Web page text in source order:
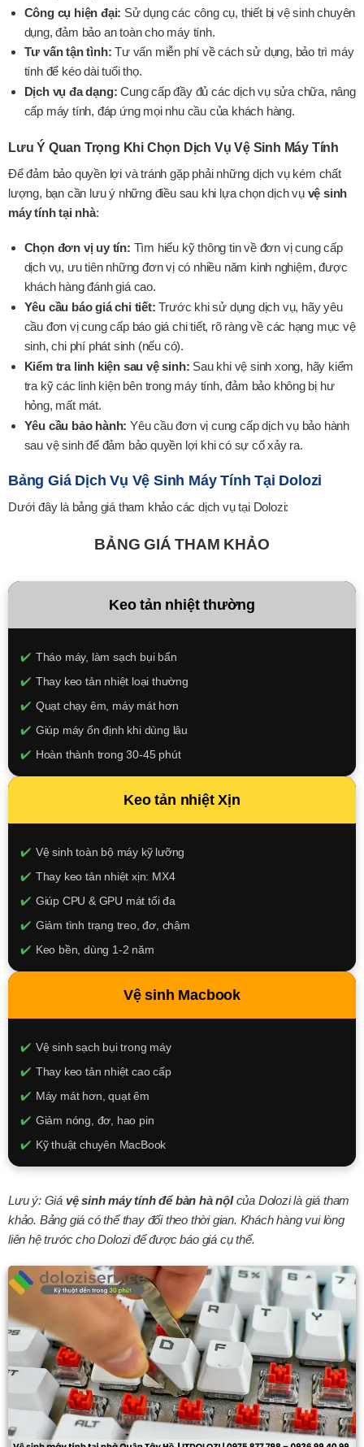
Công cụ hiện đại: Sử dụng các công cụ, thiết bị vệ sinh chuyên
dụng, đảm bảo an toàn cho máy tính.
Tư vấn tận tình: Tư vấn miễn phí về cách sử dụng, bảo trì máy
tính để kéo dài tuổi thọ.
Dịch vụ đa dạng: Cung cấp đầy đủ các dịch vụ sửa chữa, nâng
cấp máy tính, đáp ứng mọi nhu cầu của khách hàng.
Lưu Ý Quan Trọng Khi Chọn Dịch Vụ Vệ Sinh Máy Tính
Để đảm bảo quyền lợi và tránh gặp phải những dịch vụ kém chất
lượng, bạn cần lưu ý những điều sau khi lựa chọn dịch vụ vệ sinh
máy tính tại nhà:
Chọn đơn vị uy tín: Tìm hiểu kỹ thông tin về đơn vị cung cấp
dịch vụ, ưu tiên những đơn vị có nhiều năm kinh nghiệm, được
khách hàng đánh giá cao.
Yêu cầu báo giá chi tiết: Trước khi sử dụng dịch vụ, hãy yêu
cầu đơn vị cung cấp báo giá chi tiết, rõ ràng về các hạng mục vệ
sinh, chi phí phát sinh (nếu có).
Kiểm tra linh kiện sau vệ sinh: Sau khi vệ sinh xong, hãy kiểm
tra kỹ các linh kiện bên trong máy tính, đảm bảo không bị hư
hỏng, mất mát.
Yêu cầu bảo hành: Yêu cầu đơn vị cung cấp dịch vụ bảo hành
sau vệ sinh để đảm bảo quyền lợi khi có sự cố xảy ra.
Bảng Giá Dịch Vụ Vệ Sinh Máy Tính Tại Dolozi
Dưới đây là bảng giá tham khảo các dịch vụ tại Dolozi:
BẢNG GIÁ THAM KHẢO
Keo tản nhiệt thường
Tháo máy, làm sạch bụi bẩn
Thay keo tản nhiệt loại thường
Quạt chạy êm, máy mát hơn
Giúp máy ổn định khi dùng lâu
Hoàn thành trong 30-45 phút
XEM CHI TIẾT
Keo tản nhiệt Xịn
Vệ sinh toàn bộ máy kỹ lưỡng
Thay keo tản nhiệt xịn: MX4
Giúp CPU & GPU mát tối đa
Giảm tình trạng treo, đơ, chậm
Keo bền, dùng 1-2 năm
XEM CHI TIẾT
Vệ sinh Macbook
Vệ sinh sạch bụi trong máy
Thay keo tản nhiệt cao cấp
Máy mát hơn, quạt êm
Giảm nóng, đơ, hao pin
Kỹ thuật chuyên MacBook
250.000đ
XEM CHI TIẾT
Lưu ý: Giá vệ sinh máy tính để bàn hà nộIcủa Dolozi là giá tham
khảo. Bảng giá có thể thay đổi theo thời gian. Khách hàng vui lòng
liên hệ trước cho Dolozi để được báo giá cụ thể.